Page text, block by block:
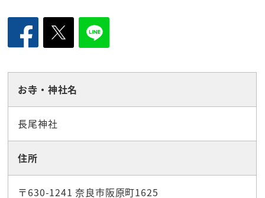
お寺・神社名
長尾神社
住所
〒630-1241 奈良市阪原町1625